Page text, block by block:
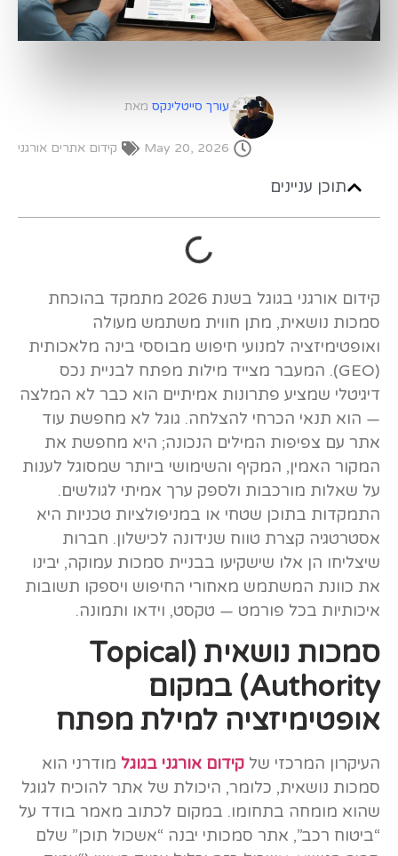
עורך סייטלינקס מאת
May 20, 2026 קידום אתרים אורגני
תוכן עניינים
קידום אורגני בגוגל בשנת 2026 מתמקד בהוכחת
סמכות נושאית, מתן חווית משתמש מעולה
ואופטימיזציה למנועי חיפוש מבוססי בינה מלאכותית
(GEO). המעבר מצייד מילות מפתח לבניית נכס
דיגיטלי שמציע פתרונות אמיתיים הוא כבר לא המלצה
— הוא תנאי הכרחי להצלחה. גוגל לא מחפשת עוד
אתר עם צפיפות המילים הנכונה; היא מחפשת את
המקור האמין, המקיף והשימושי ביותר שמסוגל לענות
על שאלות מורכבות ולספק ערך אמיתי לגולשים.
התמקדות בתוכן שטחי או במניפולציות טכניות היא
אסטרטגיה קצרת טווח שנידונה לכישלון. חברות
שיצליחו הן אלו שישקיעו בבניית סמכות עמוקה, יבינו
את כוונת המשתמש מאחורי החיפוש ויספקו תשובות
איכותיות בכל פורמט — טקסט, וידאו ותמונה.
סמכות נושאית (Topical
Authority) במקום
אופטימיזציה למילת מפתח
העיקרון המרכזי של קידום אורגני בגוגל מודרני הוא
סמכות נושאית, כלומר, היכולת של אתר להוכיח לגוגל
שהוא מומחה בתחומו. במקום לכתוב מאמר בודד על
“ביטוח רכב”, אתר סמכותי יבנה “אשכול תוכן” שלם